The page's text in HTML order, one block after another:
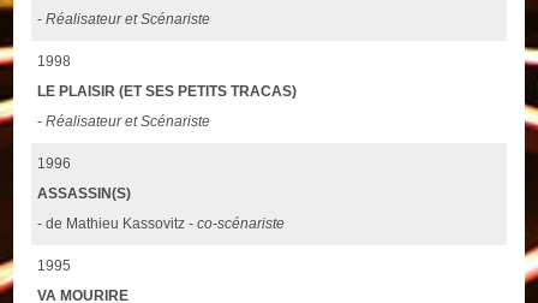
-Réalisateur et Scénariste
1998
LE PLAISIR (ET SES PETITS TRACAS)
-Réalisateur et Scénariste
1996
ASSASSIN(S)
- de Mathieu Kassovitz -co-scénariste
1995
VA MOURIRE